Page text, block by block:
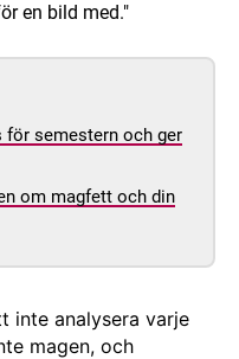
en bild med."
semestern och ger
om magfett och din
inte analysera varje
magen, och